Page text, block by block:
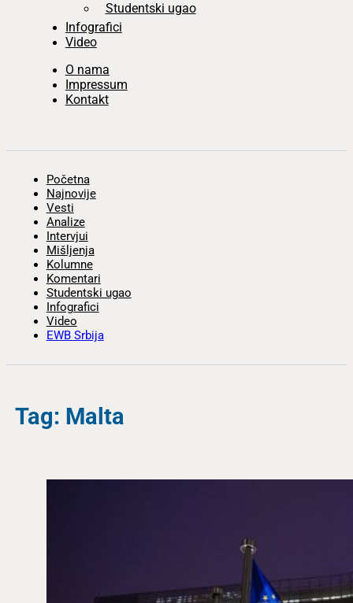
Studentski ugao
Infografici
Video
O nama
Impressum
Kontakt
Početna
Najnovije
Vesti
Analize
Intervjui
Mišljenja
Kolumne
Komentari
Studentski ugao
Infografici
Video
EWB Srbija
Tag: Malta